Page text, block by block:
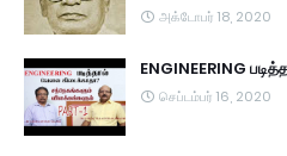
அக்டோபர் 18, 2020
ENGINEERING
செப்டம்பர் 16, 2020